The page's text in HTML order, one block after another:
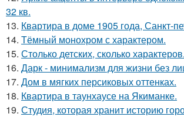
32 кв.
13. Квартира в доме 1905 года, Санкт-
14. Тёмный монохром с характером.
15. Столько детских, сколько характеров.
16. Дарк - минимализм для жизни без
17. Дом в мягких персиковых оттенках.
18. Квартира в таунхаусе на Якиманке.
19. Студия, которая хранит историю